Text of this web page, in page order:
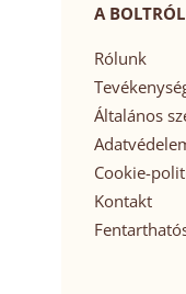
A BOLTRÓL
Rólunk
Általános
Cookie-
Kontakt